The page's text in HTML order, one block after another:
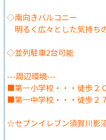
◇南向きバルコニー
明るく広々とした気持ち
◇並列駐車2台可能
---周辺環境---
■第一小学校・・・徒歩２
■第一中学校・・・徒歩２
☆セブンイレブン須賀川影